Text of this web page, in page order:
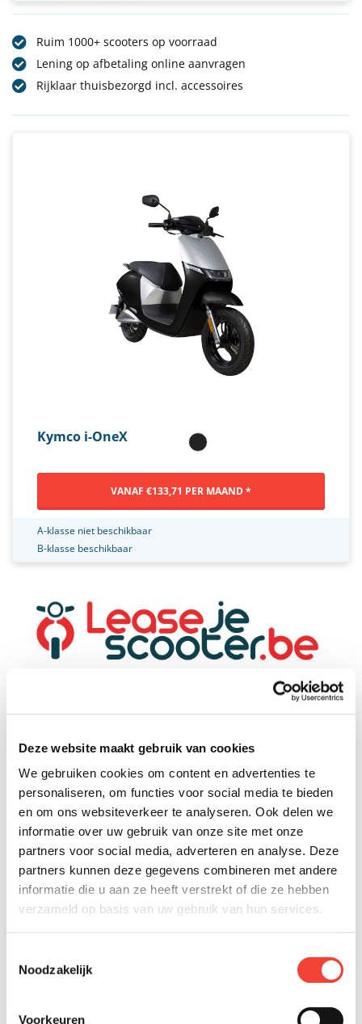
Deze website maakt gebruik van cookies
We gebruiken cookies om content en advertenties te
personaliseren, om functies voor social media te bieden
en om ons websiteverkeer te analyseren. Ook delen we
informatie over uw gebruik van onze site met onze
partners voor social media, adverteren en analyse. Deze
partners kunnen deze gegevens combineren met andere
informatie die u aan ze heeft verstrekt of die ze hebben
verzameld op basis van uw gebruik van hun services.
Noodzakelijk
Voorkeuren
Ruim 1000+ scooters op voorraad
Lening op afbetaling online aanvragen
Rijklaar thuisbezorgd incl. accessoires
Kymco i-OneX
VANAF €133,71 PER MAAND *
A-klasse niet beschikbaar
B-klasse beschikbaar